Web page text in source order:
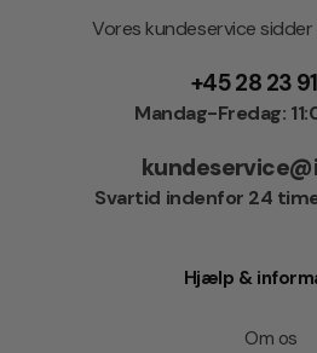
Vores kundeservice
+45 28 23
Mandag-Fredag:
Svartid indenfor 24
Hjælp &
Om os